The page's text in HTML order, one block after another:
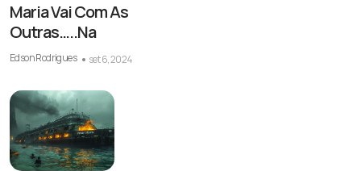
Maria Vai Com As
Outras…..Na
Edson Rodrigues set 6, 2024